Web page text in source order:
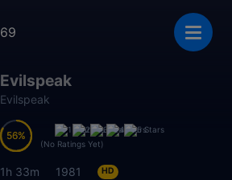
Evilspeak
Evilspeak
56
56
(No Ratings Yet)
1h 33m 1981 HD